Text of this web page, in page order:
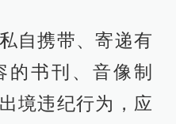
自携带、寄递有
的书刊、音像制
境违纪行为，应